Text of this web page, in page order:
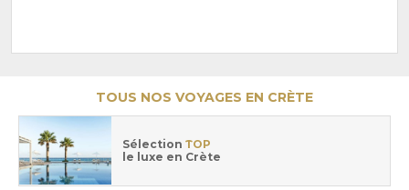
TOUS NOS VOYAGES EN CRÈTE
Sélection TOP
le luxe en Crète